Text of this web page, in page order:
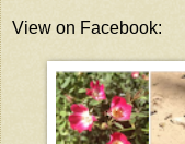
View on Facebook: